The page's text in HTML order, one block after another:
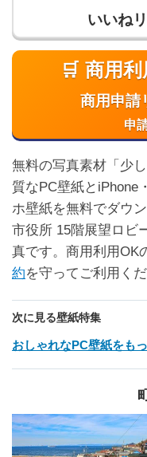
いいね
🛒 商用
商用申請
申
無料の写真素材「少
質なPC壁紙とiPhone
ホ壁紙を無料でダウ
市役所 15階展望ロビ
真です。商用利用OK
約を守ってご利用くだ
次に見る壁紙特集
おしゃれなPC壁紙をも